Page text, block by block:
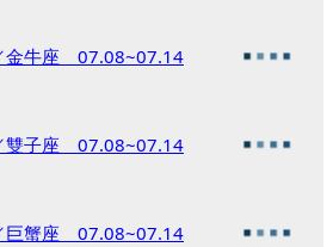
金牛座 07.08~07.14
雙子座 07.08~07.14
巨蟹座 07.08~07.14